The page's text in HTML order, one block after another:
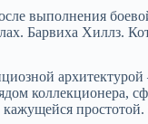
выполнения
Барвиха Хиллз.
коллекционера,